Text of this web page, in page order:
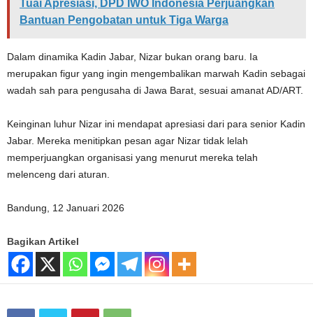
Tuai Apresiasi, DPD IWO Indonesia Perjuangkan
Bantuan Pengobatan untuk Tiga Warga
Dalam dinamika Kadin Jabar, Nizar bukan orang baru. Ia
merupakan figur yang ingin mengembalikan marwah Kadin sebagai
wadah sah para pengusaha di Jawa Barat, sesuai amanat AD/ART.
Keinginan luhur Nizar ini mendapat apresiasi dari para senior Kadin
Jabar. Mereka menitipkan pesan agar Nizar tidak lelah
memperjuangkan organisasi yang menurut mereka telah
melenceng dari aturan.
Bandung, 12 Januari 2026
Bagikan Artikel